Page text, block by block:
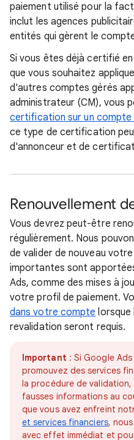
paiement utilisé pour la
inclut les agences
entités qui gèrent le
Si vous êtes déjà certifié
que vous souhaitez
d'autres comptes gérés
administrateur (CM), vous
certification sur un compte
ce type de certification
d'annonceur et de
Renouvellement
Vous devrez peut-être
régulièrement. Nous
de valider de nouveau
importantes sont
Ads, comme des mises à
votre profil de paiement.
dans votre compte lorsque
revalidation seront requis.
Important : Si Google
promouvez des services
la procédure de
fausses informations au
que vous avez enfreint
et services financiers,
avec effet immédiat et